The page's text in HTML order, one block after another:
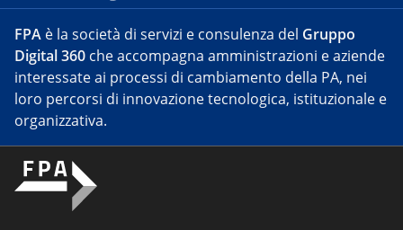
FPA è la società di servizi e consulenza del Gruppo
Digital 360 che accompagna amministrazioni e aziende
interessate ai processi di cambiamento della PA, nei
loro percorsi di innovazione tecnologica, istituzionale e
organizzativa.